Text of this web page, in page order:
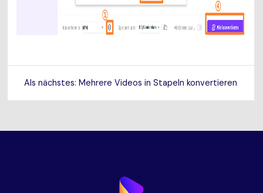
Als nächstes: Mehrere Videos in Stapeln konvertieren